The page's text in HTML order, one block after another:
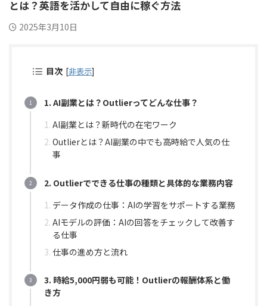
とは？英語を活かして自由に稼ぐ方法
2025年3月10日
目次 [非表示]
1. AI副業とは？Outlierってどんな仕事？
AI副業とは？新時代の在宅ワーク
Outlierとは？AI副業の中でも高時給で人気の仕
事
2. Outlierでできる仕事の種類と具体的な業務内容
データ作成の仕事：AIの学習をサポートする業務
AIモデルの評価：AIの回答をチェックして改善す
る仕事
仕事の進め方と流れ
3. 時給5,000円弱も可能！Outlierの報酬体系と働
き方